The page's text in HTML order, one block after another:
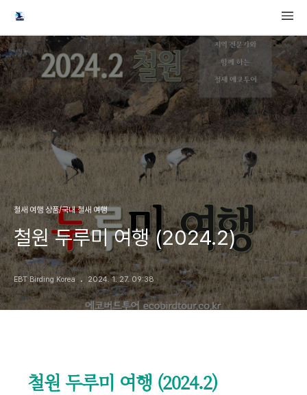
철새 여행 상품/국내 철새 여행
철원 두루미 여행 (2024.2)
EBT Birding Korea 2024. 1. 27. 09:38
철원 두루미 여행 (2024.2)